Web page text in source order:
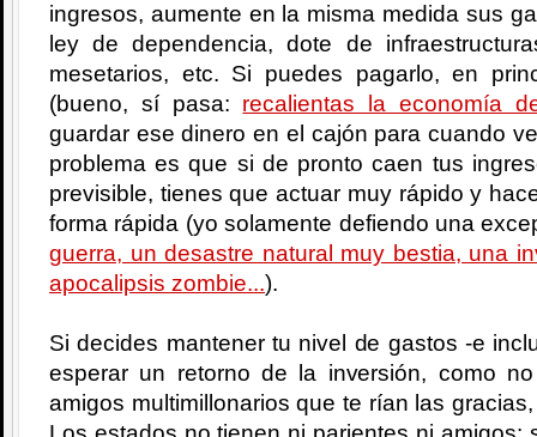
ingresos, aumente en la misma medida sus
ley de dependencia, dote de
mesetarios, etc. Si puedes pagarlo, en
(bueno, sí pasa: recalientas la economía
guardar ese dinero en el cajón para cuando
problema es que si de pronto caen tus
previsible, tienes que actuar muy rápido y
forma rápida (yo solamente defiendo una
guerra, un desastre natural muy bestia, una
apocalipsis zombie...).
Si decides mantener tu nivel de gastos -e
esperar un retorno de la inversión, como
amigos multimillonarios que te rían las